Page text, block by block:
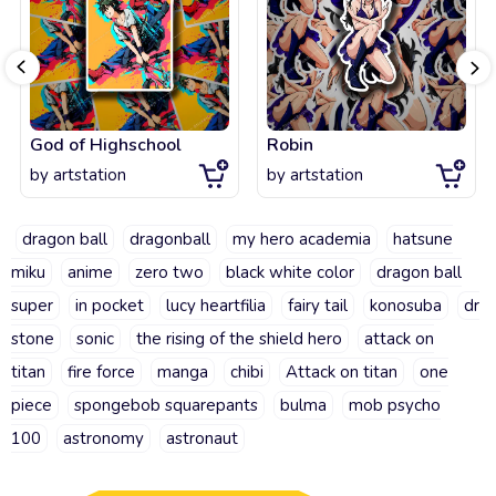
God of Highschool
by artstation
Robin
by artstation
dragon ball dragonball my hero academia
hatsune
miku
anime zero two black white color
dragon ball
super
in pocket lucy heartfilia fairy tail konosuba
dr
stone
sonic the rising of the shield hero
attack on
titan
fire force manga chibi Attack on titan
one
piece
spongebob squarepants bulma
mob psycho
100
astronomy astronaut